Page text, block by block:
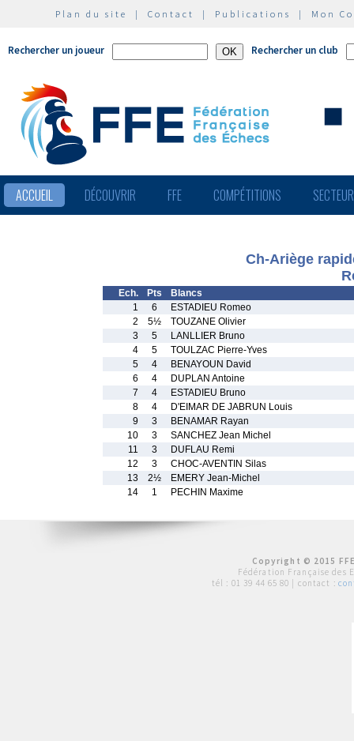
Plan du site | Contact | Publications | Mon
Rechercher un joueur Rechercher un club
ACCUEIL DÉCOUVRIR FFE COMPÉTITIONS
Ch-Ariège
Ech. Pts
Blancs
1
6
ESTADIEU Romeo
2
5½
TOUZANE Olivier
3
5
LANLLIER Bruno
4
5
TOULZAC Pierre-Yves
5
4
BENAYOUN David
6
4
DUPLAN Antoine
7
4
ESTADIEU Bruno
8
4
D'EIMAR DE JABRUN Louis
9
3
BENAMAR Rayan
10
3
SANCHEZ Jean Michel
11
3
DUFLAU Remi
12
3
CHOC-AVENTIN Silas
13
2½
EMERY Jean-Michel
14
1 PECHIN Maxime
Copyright © 2015
Fédération Française des
tél : 01 39 44 65 80 | contact :